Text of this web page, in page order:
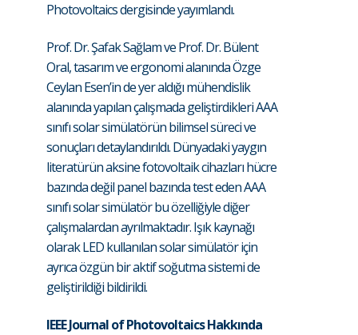
Photovoltaics dergisinde yayımlandı.
Prof. Dr. Şafak Sağlam ve Prof. Dr. Bülent
Oral, tasarım ve ergonomi alanında Özge
Ceylan Esen’in de yer aldığı mühendislik
alanında yapılan çalışmada geliştirdikleri AAA
sınıfı solar simülatörün bilimsel süreci ve
sonuçları detaylandırıldı. Dünyadaki yaygın
literatürün aksine fotovoltaik cihazları hücre
bazında değil panel bazında test eden AAA
sınıfı solar simülatör bu özelliğiyle diğer
çalışmalardan ayrılmaktadır. Işık kaynağı
olarak LED kullanılan solar simülatör için
ayrıca özgün bir aktif soğutma sistemi de
geliştirildiği bildirildi.
IEEE Journal of Photovoltaics Hakkında